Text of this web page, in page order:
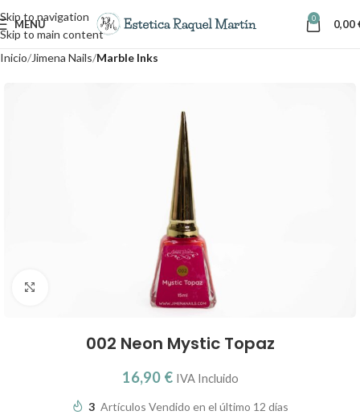
Skip to navigation
Skip to main content
MENÚ 0 0,00
Inicio Jimena Nails Marble Inks
002 Neon Mystic Topaz
16,90 € IVA Incluido
3 Artículos Vendido en el último 12 días